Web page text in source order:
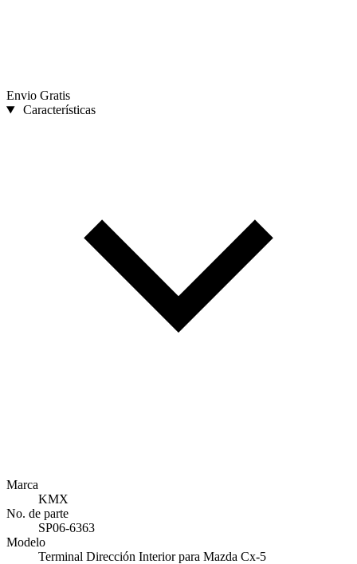
Envio Gratis
Características
Marca
KMX
No. de parte
SP06-6363
Modelo
Terminal Dirección Interior para Mazda Cx-5